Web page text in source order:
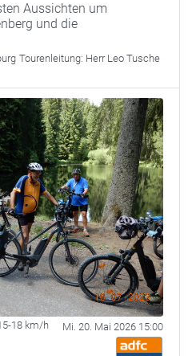
Aussichten um
und die
Tourenleitung: Herr Leo Tusche
18 km/h Mi. 20. Mai 2026 15:00